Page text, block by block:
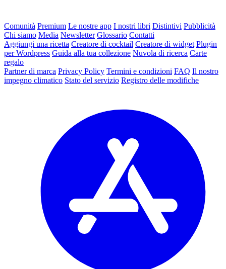
Comunità Premium Le nostre app I nostri libri Distintivi Pubblicità
Chi siamo Media Newsletter Glossario Contatti
Aggiungi una ricetta Creatore di cocktail Creatore di widget Plugin
per Wordpress Guida alla tua collezione Nuvola di ricerca Carte
regalo
Partner di marca Privacy Policy Termini e condizioni FAQ Il nostro
impegno climatico Stato del servizio Registro delle modifiche